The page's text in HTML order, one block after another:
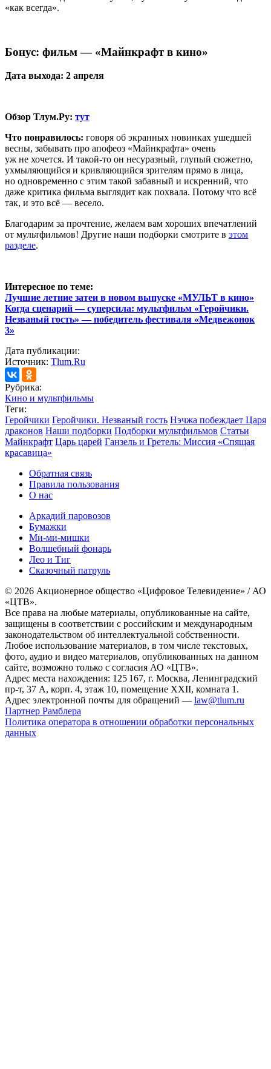
«как всегда».
Бонус: фильм — «Майнкрафт в кино»
Дата выхода: 2 апреля
Обзор Тлум.Ру: тут
Что понравилось: говоря об экранных новинках ушедшей
весны, забывать про апофеоз «Майнкрафта» очень
уж не хочется. И такой-то он несуразный, глупый сюжетно,
ухмыляющийся и кривляющийся зрителям прямо в лица,
но одновременно с этим такой забавный и искренний, что
даже критика фильма выглядит как похвала. Потому что всё
так, и это всё — весело.
Благодарим за прочтение, желаем вам хороших впечатлений
от мультфильмов! Другие наши подборки смотрите в этом
разделе.
Интересное по теме:
Лучшие летние затеи в новом выпуске «МУЛЬТ в кино»
Когда сценарий — суперсила: мультфильм «Геройчики.
Незваный гость» — победитель фестиваля «Медвежонок
3»
Дата публикации:
Источник: Tlum.Ru
Рубрика:
Кино и мультфильмы
Теги:
Геройчики Геройчики. Незваный гость Нэчжа побеждает Царя
драконов Наши подборки Подборки мультфильмов Статьи
Майнкрафт Царь царей Ганзель и Гретель: Миссия «Спящая
красавица»
Обратная связь
Правила пользования
О нас
Аркадий паровозов
Бумажки
Ми-ми-мишки
Волшебный фонарь
Лео и Тиг
Сказочный патруль
© 2026 Акционерное общество «Цифровое Телевидение» / АО
«ЦТВ».
Все права на любые материалы, опубликованные на сайте,
защищены в соответствии с российским и международным
законодательством об интеллектуальной собственности.
Любое использование материалов, в том числе текстовых,
фото, аудио и видео материалов, опубликованных на данном
сайте, возможно только с согласия АО «ЦТВ».
Адрес места нахождения: 125 167, г. Москва, Ленинградский
пр-т, 37 А, корп. 4, этаж 10, помещение XXII, комната 1.
Адрес электронной почты для обращений — law@tlum.ru
Партнер Рамблера
Политика оператора в отношении обработки персональных
данных